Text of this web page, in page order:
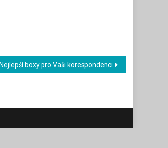
Nejlepší boxy pro Vaši korespondenci